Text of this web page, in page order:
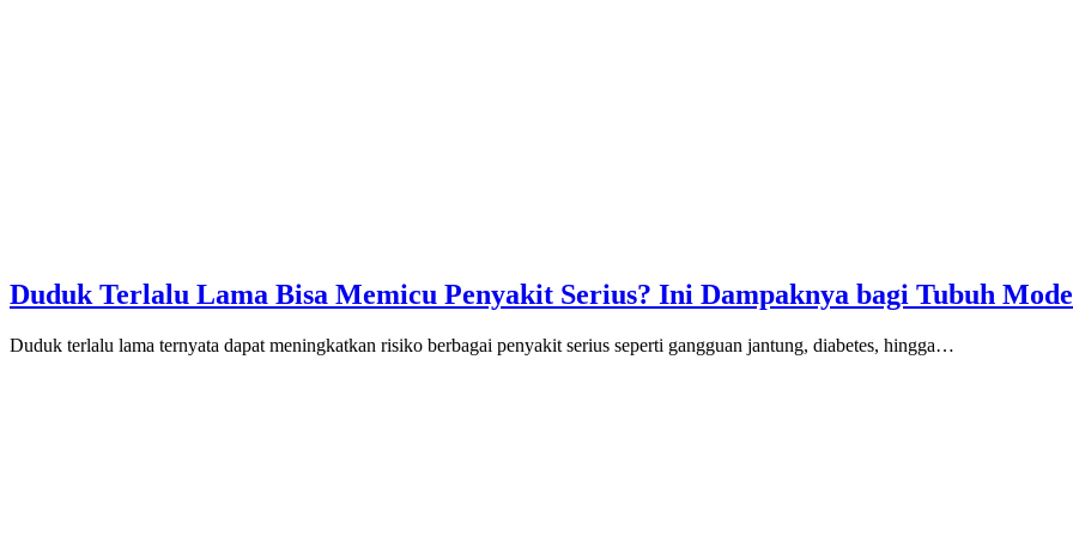
Duduk Terlalu Lama Bisa Memicu Penyakit Serius? Ini Dampaknya bagi Tubuh
Duduk terlalu lama ternyata dapat meningkatkan risiko berbagai penyakit serius seperti gangguan jantung, diabetes, hingga…